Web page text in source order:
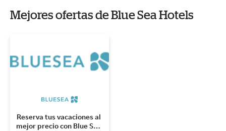
Mejores ofertas de Blue Sea Hotels
Reserva tus vacaciones al
mejor precio con Blue Sea